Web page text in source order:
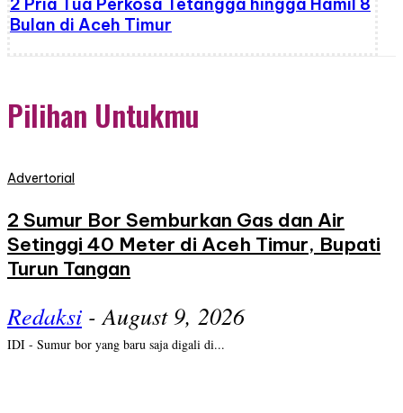
2 Pria Tua Perkosa Tetangga hingga Hamil 8
Bulan di Aceh Timur
Pilihan Untukmu
Advertorial
2 Sumur Bor Semburkan Gas dan Air
Setinggi 40 Meter di Aceh Timur, Bupati
Turun Tangan
Redaksi - August 9, 2026
IDI - Sumur bor yang baru saja digali di...